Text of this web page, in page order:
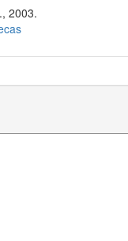
2003.